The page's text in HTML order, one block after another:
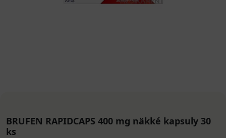
BRUFEN RAPIDCAPS 400 mg näkké kapsuly 30
ks